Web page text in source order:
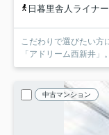
日暮里舎人ライナ
こだわりで選びたい方
「アドリーム西新井
中古マンション